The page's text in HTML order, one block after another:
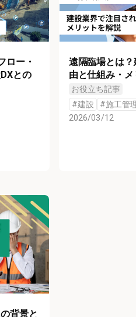
ロー・
との
遠隔臨場とは
由と仕組み・
お役立ち記事
#建設 #施工管
2026/03/12
背景と